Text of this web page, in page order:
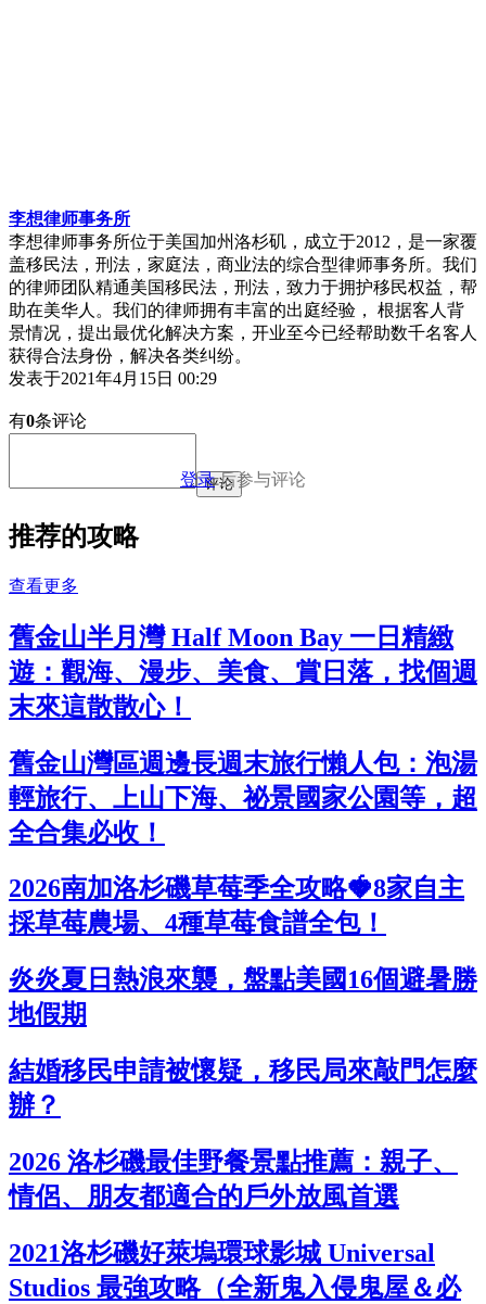
李想律师事务所
​李想律师事务所位于美国加州洛杉矶，成立于2012，是一家覆
盖移民法，刑法，家庭法，商业法的综合型律师事务所。我们
的律师团队精通美国移民法，刑法，致力于拥护移民权益，帮
助在美华人。我们的律师拥有丰富的出庭经验， 根据客人背
景情况，提出最优化解决方案，开业至今已经帮助数千名客人
获得合法身份，解决各类纠纷。
发表于2021年4月15日 00:29
有0条评论
登录后参与评论
评论
推荐的攻略
查看更多
舊金山半月灣 Half Moon Bay 一日精緻
遊：觀海、漫步、美食、賞日落，找個週
末來這散散心！
舊金山灣區週邊長週末旅行懶人包：泡湯
輕旅行、上山下海、祕景國家公園等，超
全合集必收！
2026南加洛杉磯草莓季全攻略🍓8家自主
採草莓農場、4種草莓食譜全包！
炎炎夏日熱浪來襲，盤點美國16個避暑勝
地假期
結婚移民申請被懷疑，移民局來敲門怎麼
辦？
2026 洛杉磯最佳野餐景點推薦：親子、
情侶、朋友都適合的戶外放風首選
2021洛杉磯好萊塢環球影城 Universal
Studios 最強攻略（全新鬼入侵鬼屋＆必